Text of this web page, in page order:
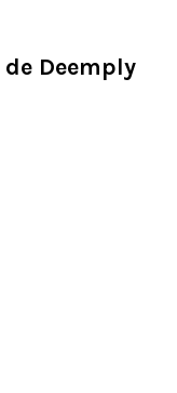
de Deemply